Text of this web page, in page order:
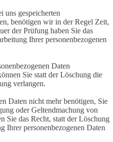
uns gespeicherten
benötigen wir in der Regel Zeit,
der Prüfung haben Sie das
Ihrer personenbezogenen
Daten
Sie statt der Löschung die
verlangen.
Daten nicht mehr benötigen, Sie
oder Geltendmachung von
Sie das Recht, statt der Löschung
Ihrer personenbezogenen Daten